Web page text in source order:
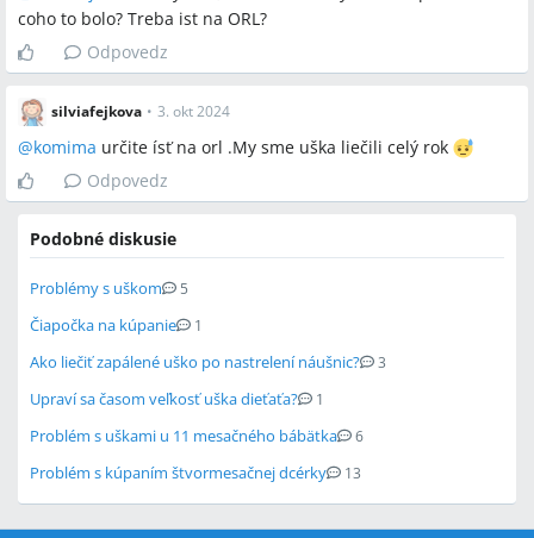
coho to bolo? Treba ist na ORL?
Odpovedz
silviafejkova • 3. okt 2024
@komima určite ísť na orl .My sme uška liečili celý rok
Odpovedz
Podobné diskusie
Problémy s uškom 5
Čiapočka na kúpanie 1
Ako liečiť zapálené uško po nastrelení náušnic? 3
Upraví sa časom veľkosť uška dieťaťa? 1
Problém s uškami u 11 mesačného bábätka 6
Problém s kúpaním štvormesačnej dcérky 13